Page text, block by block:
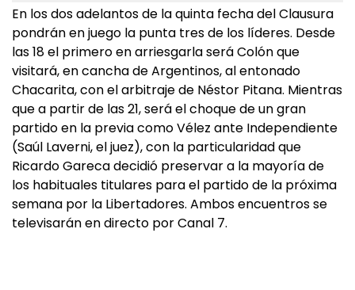
En los dos adelantos de la quinta fecha del Clausura
pondrán en juego la punta tres de los líderes. Desde
las 18 el primero en arriesgarla será Colón que
visitará, en cancha de Argentinos, al entonado
Chacarita, con el arbitraje de Néstor Pitana. Mientras
que a partir de las 21, será el choque de un gran
partido en la previa como Vélez ante Independiente
(Saúl Laverni, el juez), con la particularidad que
Ricardo Gareca decidió preservar a la mayoría de
los habituales titulares para el partido de la próxima
semana por la Libertadores. Ambos encuentros se
televisarán en directo por Canal 7.